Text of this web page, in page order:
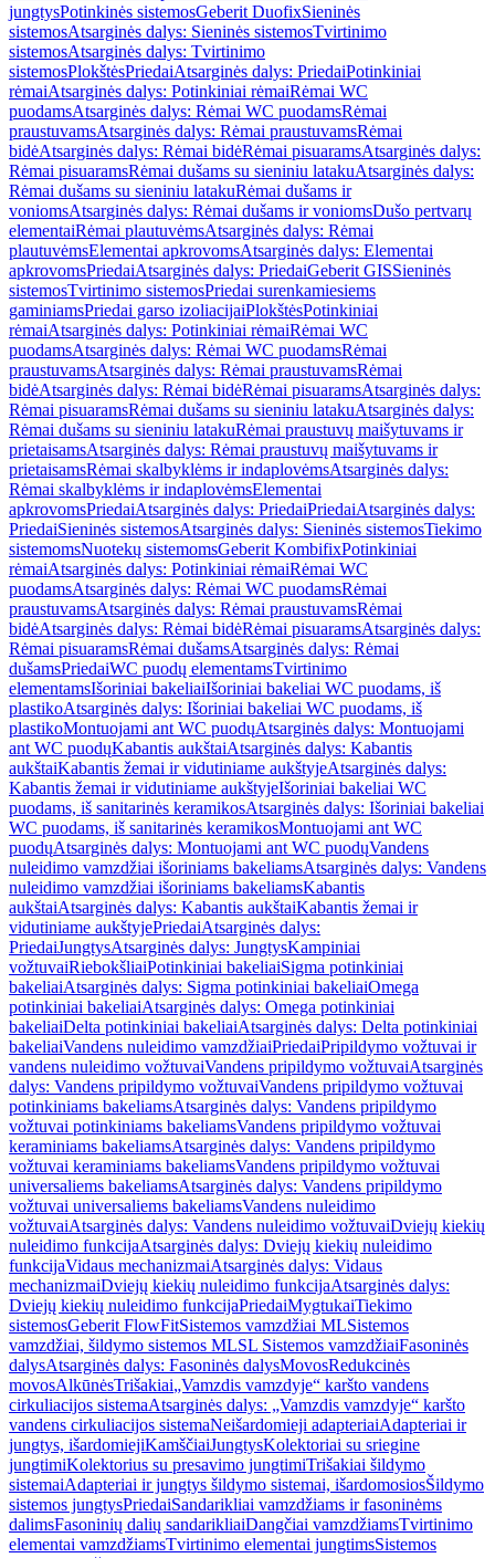
jungtysPotinkinės sistemosGeberit DuofixSieninės
sistemosAtsarginės dalys: Sieninės sistemosTvirtinimo
sistemosAtsarginės dalys: Tvirtinimo
sistemosPlokštėsPriedaiAtsarginės dalys: PriedaiPotinkiniai
rėmaiAtsarginės dalys: Potinkiniai rėmaiRėmai WC
puodamsAtsarginės dalys: Rėmai WC puodamsRėmai
praustuvamsAtsarginės dalys: Rėmai praustuvamsRėmai
bidėAtsarginės dalys: Rėmai bidėRėmai pisuaramsAtsarginės dalys:
Rėmai pisuaramsRėmai dušams su sieniniu latakuAtsarginės dalys:
Rėmai dušams su sieniniu latakuRėmai dušams ir
voniomsAtsarginės dalys: Rėmai dušams ir voniomsDušo pertvarų
elementaiRėmai plautuvėmsAtsarginės dalys: Rėmai
plautuvėmsElementai apkrovomsAtsarginės dalys: Elementai
apkrovomsPriedaiAtsarginės dalys: PriedaiGeberit GISSieninės
sistemosTvirtinimo sistemosPriedai surenkamiesiems
gaminiamsPriedai garso izoliacijaiPlokštėsPotinkiniai
rėmaiAtsarginės dalys: Potinkiniai rėmaiRėmai WC
puodamsAtsarginės dalys: Rėmai WC puodamsRėmai
praustuvamsAtsarginės dalys: Rėmai praustuvamsRėmai
bidėAtsarginės dalys: Rėmai bidėRėmai pisuaramsAtsarginės dalys:
Rėmai pisuaramsRėmai dušams su sieniniu latakuAtsarginės dalys:
Rėmai dušams su sieniniu latakuRėmai praustuvų maišytuvams ir
prietaisamsAtsarginės dalys: Rėmai praustuvų maišytuvams ir
prietaisamsRėmai skalbyklėms ir indaplovėmsAtsarginės dalys:
Rėmai skalbyklėms ir indaplovėmsElementai
apkrovomsPriedaiAtsarginės dalys: PriedaiPriedaiAtsarginės dalys:
PriedaiSieninės sistemosAtsarginės dalys: Sieninės sistemosTiekimo
sistemomsNuotekų sistemomsGeberit KombifixPotinkiniai
rėmaiAtsarginės dalys: Potinkiniai rėmaiRėmai WC
puodamsAtsarginės dalys: Rėmai WC puodamsRėmai
praustuvamsAtsarginės dalys: Rėmai praustuvamsRėmai
bidėAtsarginės dalys: Rėmai bidėRėmai pisuaramsAtsarginės dalys:
Rėmai pisuaramsRėmai dušamsAtsarginės dalys: Rėmai
dušamsPriedaiWC puodų elementamsTvirtinimo
elementamsIšoriniai bakeliaiIšoriniai bakeliai WC puodams, iš
plastikoAtsarginės dalys: Išoriniai bakeliai WC puodams, iš
plastikoMontuojami ant WC puodųAtsarginės dalys: Montuojami
ant WC puodųKabantis aukštaiAtsarginės dalys: Kabantis
aukštaiKabantis žemai ir vidutiniame aukštyjeAtsarginės dalys:
Kabantis žemai ir vidutiniame aukštyjeIšoriniai bakeliai WC
puodams, iš sanitarinės keramikosAtsarginės dalys: Išoriniai bakeliai
WC puodams, iš sanitarinės keramikosMontuojami ant WC
puodųAtsarginės dalys: Montuojami ant WC puodųVandens
nuleidimo vamzdžiai išoriniams bakeliamsAtsarginės dalys: Vandens
nuleidimo vamzdžiai išoriniams bakeliamsKabantis
aukštaiAtsarginės dalys: Kabantis aukštaiKabantis žemai ir
vidutiniame aukštyjePriedaiAtsarginės dalys:
PriedaiJungtysAtsarginės dalys: JungtysKampiniai
vožtuvaiRiebokšliaiPotinkiniai bakeliaiSigma potinkiniai
bakeliaiAtsarginės dalys: Sigma potinkiniai bakeliaiOmega
potinkiniai bakeliaiAtsarginės dalys: Omega potinkiniai
bakeliaiDelta potinkiniai bakeliaiAtsarginės dalys: Delta potinkiniai
bakeliaiVandens nuleidimo vamzdžiaiPriedaiPripildymo vožtuvai ir
vandens nuleidimo vožtuvaiVandens pripildymo vožtuvaiAtsarginės
dalys: Vandens pripildymo vožtuvaiVandens pripildymo vožtuvai
potinkiniams bakeliamsAtsarginės dalys: Vandens pripildymo
vožtuvai potinkiniams bakeliamsVandens pripildymo vožtuvai
keraminiams bakeliamsAtsarginės dalys: Vandens pripildymo
vožtuvai keraminiams bakeliamsVandens pripildymo vožtuvai
universaliems bakeliamsAtsarginės dalys: Vandens pripildymo
vožtuvai universaliems bakeliamsVandens nuleidimo
vožtuvaiAtsarginės dalys: Vandens nuleidimo vožtuvaiDviejų kiekių
nuleidimo funkcijaAtsarginės dalys: Dviejų kiekių nuleidimo
funkcijaVidaus mechanizmaiAtsarginės dalys: Vidaus
mechanizmaiDviejų kiekių nuleidimo funkcijaAtsarginės dalys:
Dviejų kiekių nuleidimo funkcijaPriedaiMygtukaiTiekimo
sistemosGeberit FlowFitSistemos vamzdžiai MLSistemos
vamzdžiai, šildymo sistemos MLSL Sistemos vamzdžiaiFasoninės
dalysAtsarginės dalys: Fasoninės dalysMovosRedukcinės
movosAlkūnėsTrišakiai„Vamzdis vamzdyje“ karšto vandens
cirkuliacijos sistemaAtsarginės dalys: „Vamzdis vamzdyje“ karšto
vandens cirkuliacijos sistemaNeišardomieji adapteriaiAdapteriai ir
jungtys, išardomiejiKamščiaiJungtysKolektoriai su sriegine
jungtimiKolektorius su presavimo jungtimiTrišakiai šildymo
sistemaiAdapteriai ir jungtys šildymo sistemai, išardomosiosŠildymo
sistemos jungtysPriedaiSandarikliai vamzdžiams ir fasoninėms
dalimsFasoninių dalių sandarikliaiDangčiai vamzdžiamsTvirtinimo
elementai vamzdžiamsTvirtinimo elementai jungtimsSistemos